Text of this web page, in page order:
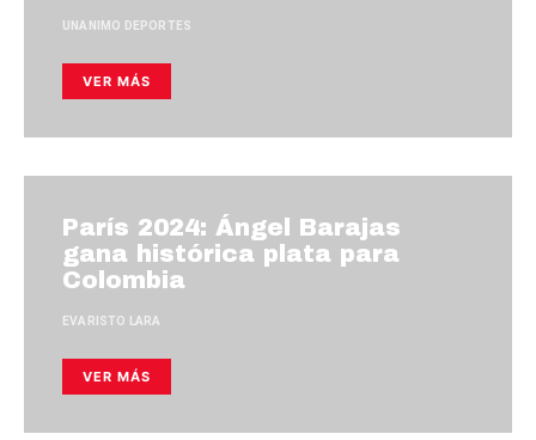
UNANIMO DEPORTES
VER MÁS
París 2024: Ángel Barajas
gana histórica plata para
Colombia
EVARISTO LARA
VER MÁS